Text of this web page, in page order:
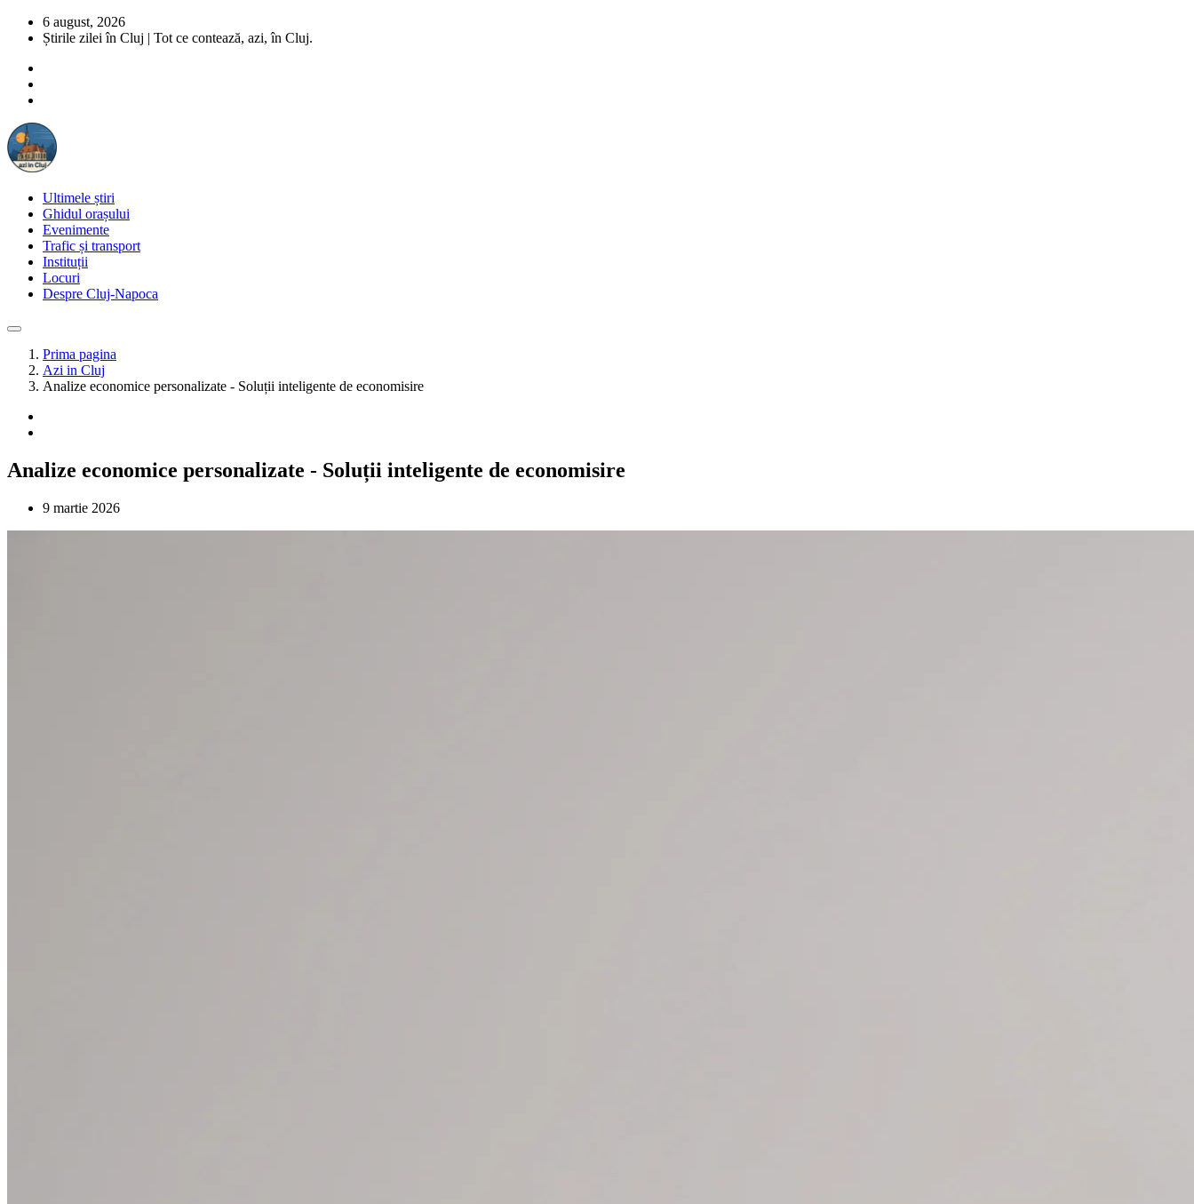
6 august, 2026
Știrile zilei în Cluj | Tot ce contează, azi, în Cluj.
Ultimele știri
Ghidul orașului
Evenimente
Trafic și transport
Instituții
Locuri
Despre Cluj-Napoca
Prima pagina
Azi in Cluj
Analize economice personalizate - Soluții inteligente de economisire
Analize economice personalizate - Soluții inteligente de economisire
9 martie 2026